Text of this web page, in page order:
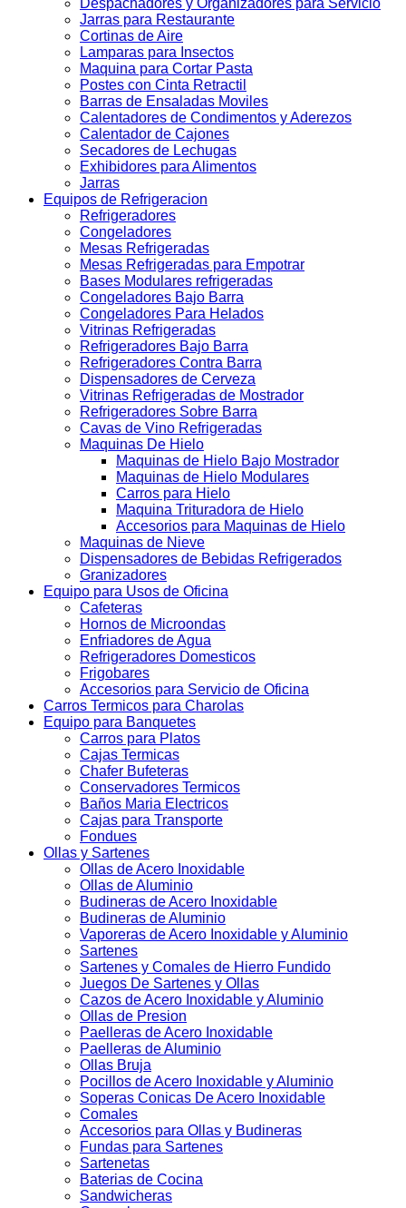
Despachadores y Organizadores para Servicio
Jarras para Restaurante
Cortinas de Aire
Lamparas para Insectos
Maquina para Cortar Pasta
Postes con Cinta Retractil
Barras de Ensaladas Moviles
Calentadores de Condimentos y Aderezos
Calentador de Cajones
Secadores de Lechugas
Exhibidores para Alimentos
Jarras
Equipos de Refrigeracion
Refrigeradores
Congeladores
Mesas Refrigeradas
Mesas Refrigeradas para Empotrar
Bases Modulares refrigeradas
Congeladores Bajo Barra
Congeladores Para Helados
Vitrinas Refrigeradas
Refrigeradores Bajo Barra
Refrigeradores Contra Barra
Dispensadores de Cerveza
Vitrinas Refrigeradas de Mostrador
Refrigeradores Sobre Barra
Cavas de Vino Refrigeradas
Maquinas De Hielo
Maquinas de Hielo Bajo Mostrador
Maquinas de Hielo Modulares
Carros para Hielo
Maquina Trituradora de Hielo
Accesorios para Maquinas de Hielo
Maquinas de Nieve
Dispensadores de Bebidas Refrigerados
Granizadores
Equipo para Usos de Oficina
Cafeteras
Hornos de Microondas
Enfriadores de Agua
Refrigeradores Domesticos
Frigobares
Accesorios para Servicio de Oficina
Carros Termicos para Charolas
Equipo para Banquetes
Carros para Platos
Cajas Termicas
Chafer Bufeteras
Conservadores Termicos
Baños Maria Electricos
Cajas para Transporte
Fondues
Ollas y Sartenes
Ollas de Acero Inoxidable
Ollas de Aluminio
Budineras de Acero Inoxidable
Budineras de Aluminio
Vaporeras de Acero Inoxidable y Aluminio
Sartenes
Sartenes y Comales de Hierro Fundido
Juegos De Sartenes y Ollas
Cazos de Acero Inoxidable y Aluminio
Ollas de Presion
Paelleras de Acero Inoxidable
Paelleras de Aluminio
Ollas Bruja
Pocillos de Acero Inoxidable y Aluminio
Soperas Conicas De Acero Inoxidable
Comales
Accesorios para Ollas y Budineras
Fundas para Sartenes
Sartenetas
Baterias de Cocina
Sandwicheras